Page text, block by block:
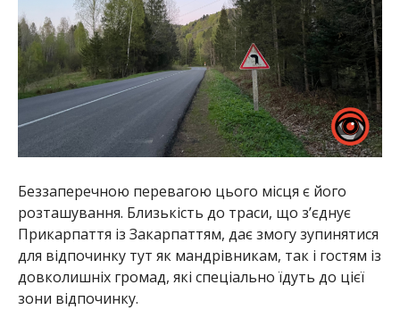
Беззаперечною перевагою цього місця є його
розташування. Близькість до траси, що з’єднує
Прикарпаття із Закарпаттям, дає змогу зупинятися
для відпочинку тут як мандрівникам, так і гостям із
довколишніх громад, які спеціально їдуть до цієї
зони відпочинку.